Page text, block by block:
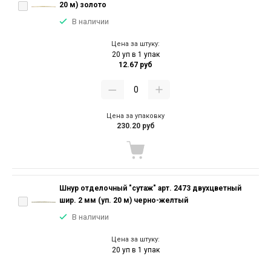
20 м) золото
В наличии
Цена за штуку:
20 уп в 1 упак
12.67 руб
Цена за упаковку
230.20 руб
Шнур отделочный "сутаж" арт. 2473 двухцветный
шир. 2 мм (уп. 20 м) черно-желтый
В наличии
Цена за штуку:
20 уп в 1 упак